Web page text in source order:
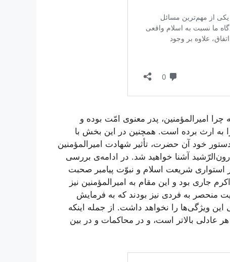
امیرالمؤمنین، پدر معنوی امّت بوده و
را به ارث برده است. همچنین در این بخش با
خود آن حضرت، تأثیر شهادت امیرالمؤمنین
آشنا خواهید شد. در ادامه‌ی بررسی
استواری شریعت اسلام و نبوّت پیامبر صحبت
جاری بود و این مقام به امیرالمؤمنین نیز
کنار این ویژگی‌ها، ایشان دارای 7 خصوصیت منحصر به فردی نیز بودند که به فرمایش
این ویژگی‌ها را نخواهد داشت. از جمله اینکه
هر عادلی بالاتر است، و در محاکمات و در بین